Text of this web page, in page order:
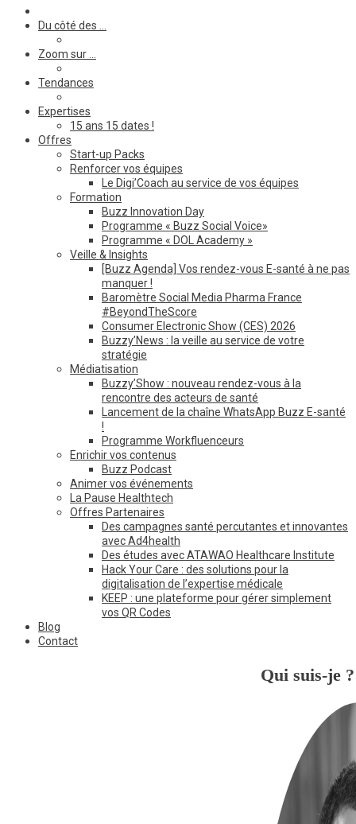
Du côté des …
Zoom sur …
Tendances
Expertises
15 ans 15 dates !
Offres
Start-up Packs
Renforcer vos équipes
Le Digi’Coach au service de vos équipes
Formation
Buzz Innovation Day
Programme « Buzz Social Voice»
Programme « DOL Academy »
Veille & Insights
[Buzz Agenda] Vos rendez-vous E-santé à ne pas
manquer !
Baromètre Social Media Pharma France
#BeyondTheScore
Consumer Electronic Show (CES) 2026
Buzzy’News : la veille au service de votre
stratégie
Médiatisation
Buzzy’Show : nouveau rendez-vous à la
rencontre des acteurs de santé
Lancement de la chaîne WhatsApp Buzz E-santé
!
Programme Workfluenceurs
Enrichir vos contenus
Buzz Podcast
Animer vos événements
La Pause Healthtech
Offres Partenaires
Des campagnes santé percutantes et innovantes
avec Ad4health
Des études avec ATAWAO Healthcare Institute
Hack Your Care : des solutions pour la
digitalisation de l’expertise médicale
KEEP : une plateforme pour gérer simplement
vos QR Codes
Blog
Contact
Qui suis-je ?